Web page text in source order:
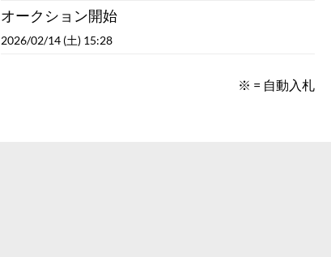
オークション開始
2026/02/14 (土) 15:28
※ = 自動入札